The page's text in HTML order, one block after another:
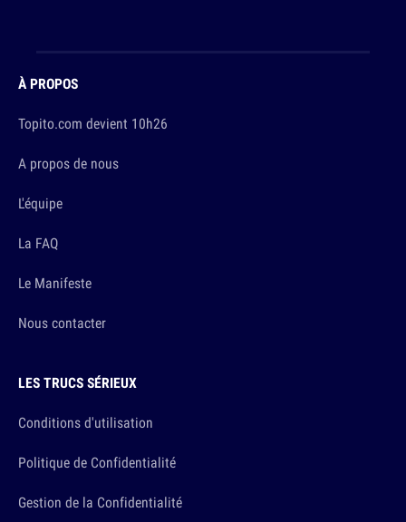
À PROPOS
Topito.com devient 10h26
A propos de nous
L'équipe
La FAQ
Le Manifeste
Nous contacter
LES TRUCS SÉRIEUX
Conditions d'utilisation
Politique de Confidentialité
Gestion de la Confidentialité